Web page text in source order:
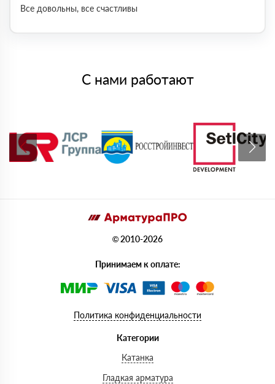
Все довольны, все счастливы
С нами работают
© 2010-2026
Принимаем к оплате:
Политика конфиденциальности
Категории
Катанка
Гладкая арматура